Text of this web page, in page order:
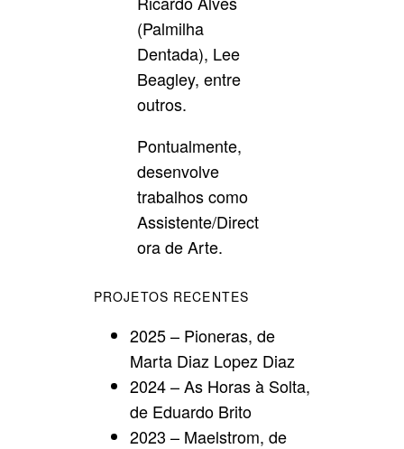
(Palmilha
Dentada), Lee
Beagley, entre
outros.
Pontualmente,
desenvolve
trabalhos como
Assistente/Direct
ora de Arte.
PROJETOS RECENTES
2025 – Pioneras, de
Marta Diaz Lopez Diaz
2024 – As Horas à Solta,
de Eduardo Brito
2023 – Maelstrom, de